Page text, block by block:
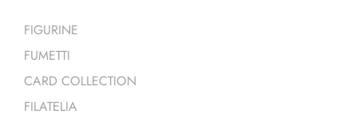
FIGURINE
FUMETTI
CARD COLLECTION
FILATELIA